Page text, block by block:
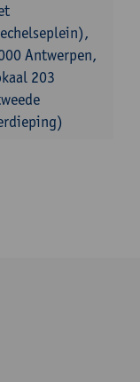
Antwerpen,
203